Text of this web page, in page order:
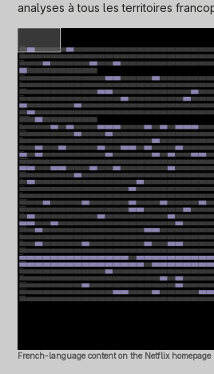
analyses à tous les territoires
French-language content on the Netflix homepage